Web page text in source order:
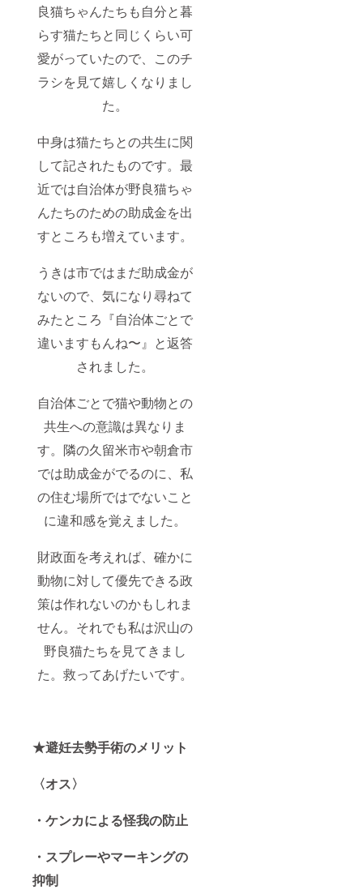
良猫ちゃんたちも自分と暮
らす猫たちと同じくらい可
愛がっていたので、このチ
ラシを見て嬉しくなりまし
た。
中身は猫たちとの共生に関
して記されたものです。最
近では自治体が野良猫ちゃ
んたちのための助成金を出
すところも増えています。
うきは市ではまだ助成金が
ないので、気になり尋ねて
みたところ『自治体ごとで
違いますもんね〜』と返答
されました。
自治体ごとで猫や動物との
共生への意識は異なりま
す。隣の久留米市や朝倉市
では助成金がでるのに、私
の住む場所ではでないこと
に違和感を覚えました。
財政面を考えれば、確かに
動物に対して優先できる政
策は作れないのかもしれま
せん。それでも私は沢山の
野良猫たちを見てきまし
た。救ってあげたいです。
★避妊去勢手術のメリット
〈オス〉
・ケンカによる怪我の防止
・スプレーやマーキングの
抑制